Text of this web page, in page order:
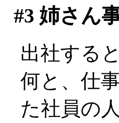
#3 姉さん
出社する
何と、仕
た社員の